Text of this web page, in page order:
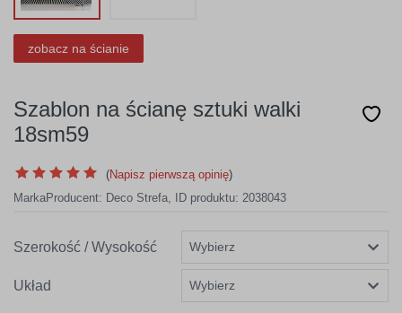
zobacz na ścianie
Szablon na ścianę sztuki walki
18sm59
(Napisz pierwszą opinię)
MarkaProducent: Deco Strefa, ID produktu: 2038043
Szerokość / Wysokość
Układ